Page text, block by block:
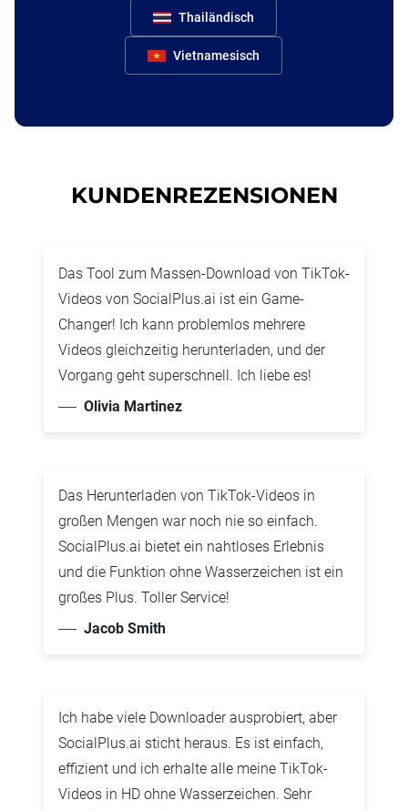
Thailändisch
Vietnamesisch
KUNDENREZENSIONEN
Das Tool zum Massen-Download von TikTok-
Videos von SocialPlus.ai ist ein Game-
Changer! Ich kann problemlos mehrere
Videos gleichzeitig herunterladen, und der
Vorgang geht superschnell. Ich liebe es!
Olivia Martinez
Das Herunterladen von TikTok-Videos in
großen Mengen war noch nie so einfach.
SocialPlus.ai bietet ein nahtloses Erlebnis
und die Funktion ohne Wasserzeichen ist ein
großes Plus. Toller Service!
Jacob Smith
Ich habe viele Downloader ausprobiert, aber
SocialPlus.ai sticht heraus. Es ist einfach,
effizient und ich erhalte alle meine TikTok-
Videos in HD ohne Wasserzeichen. Sehr